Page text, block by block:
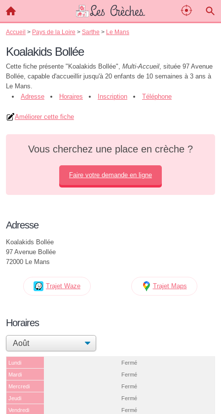
Accueil > Pays de la Loire > Sarthe > Le Mans
Koalakids Bollée
Cette fiche présente "Koalakids Bollée", Multi-Accueil, située 97 Avenue
Bollée, capable d'accueillir jusqu'à 20 enfants de 10 semaines à 3 ans à
Le Mans.
Adresse
Horaires Inscription Téléphone
Améliorer cette fiche
Vous cherchez une place en crèche ?
Faire votre demande en ligne
Adresse
Koalakids Bollée
97 Avenue Bollée
72000 Le Mans
Trajet Waze Trajet Maps
Horaires
Lundi
Fermé
Mardi
Fermé
Mercredi
Fermé
Jeudi
Fermé
Vendredi
Fermé